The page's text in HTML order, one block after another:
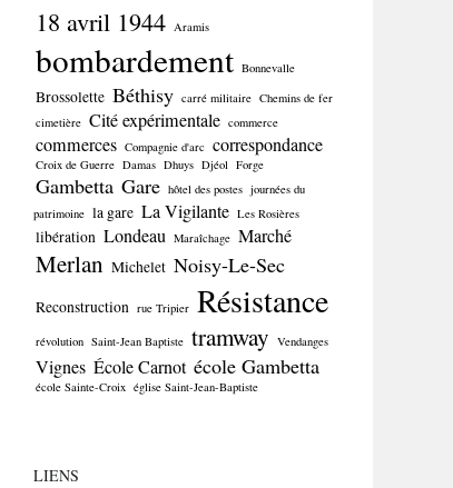
18 avril 1944 Aramis
bombardement Bonnevalle
Brossolette Béthisy carré militaire Chemins de fer
cimetière Cité expérimentale commerce
commerces Compagnie d'arc correspondance
Croix de Guerre Damas Dhuys Djéol Forge
Gambetta Gare hôtel des postes journées du
patrimoine la gare La Vigilante Les Rosières
libération Londeau Maraîchage Marché
Merlan Michelet Noisy-Le-Sec
Reconstruction rue Tripier Résistance
révolution Saint-Jean Baptiste tramway Vendanges
Vignes École Carnot école Gambetta
école Sainte-Croix église Saint-Jean-Baptiste
LIENS